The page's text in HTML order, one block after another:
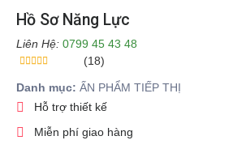
Hồ Sơ Năng Lực
Liên Hệ: 0799 45 43 48
(18)
Danh mục: ẤN PHẨM TIẾP THỊ
Hỗ trợ thiết kế
Miễn phí giao hàng